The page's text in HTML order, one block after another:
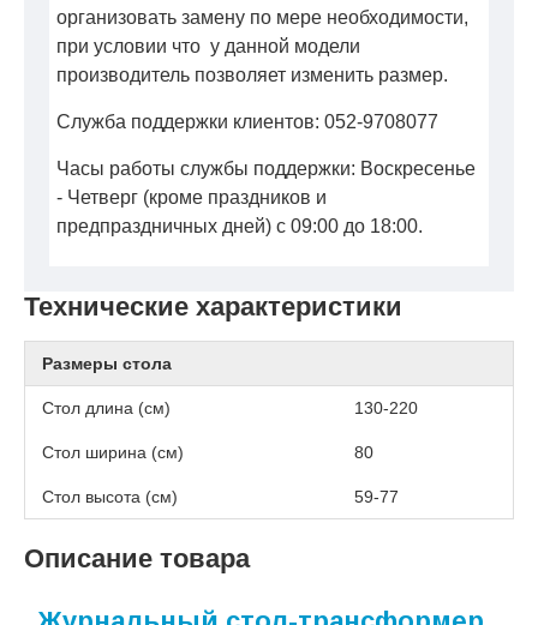
Технические характеристики
Размеры стола
Стол длина (см) 130-220
Стол ширина (см) 80
Стол высота (см) 59-77
Описание товара
организовать замену по мере необходимости,
при условии что у данной модели
производитель позволяет изменить размер.
Служба поддержки клиентов: 052-9708077
Часы работы службы поддержки: Воскресенье
- Четверг (кроме праздников и
предпраздничных дней) с 09:00 до 18:00.